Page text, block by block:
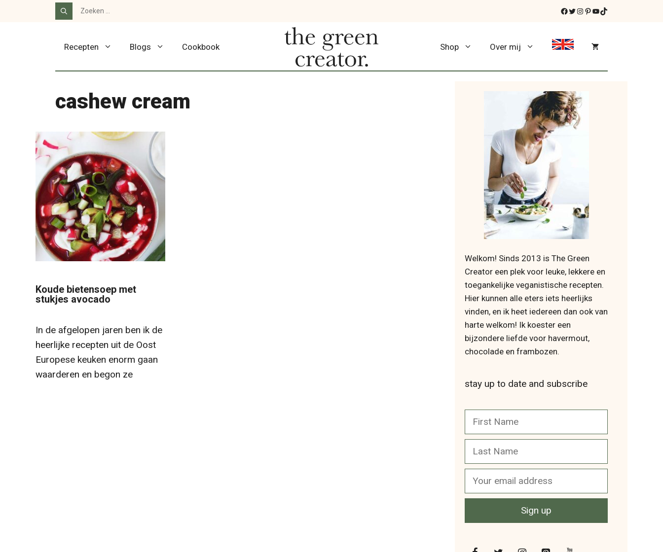
Facebook
Twitter
Instagram
Pinterest
YouTube
TikTok
Zoek
Recepten Blogs Cookbook Shop Over mij
cashew cream
Koude bietensoep met
stukjes avocado
In de afgelopen jaren ben ik de
heerlijke recepten uit de Oost
Europese keuken enorm gaan
waarderen en begon ze
Welkom! Sinds 2013 is The Green
Creator een plek voor leuke, lekkere en
toegankelijke veganistische recepten.
Hier kunnen alle eters iets heerlijks
vinden, en ik heet iedereen dan ook van
harte welkom! Ik koester een
bijzondere liefde voor havermout,
chocolade en frambozen.
stay up to date and subscribe